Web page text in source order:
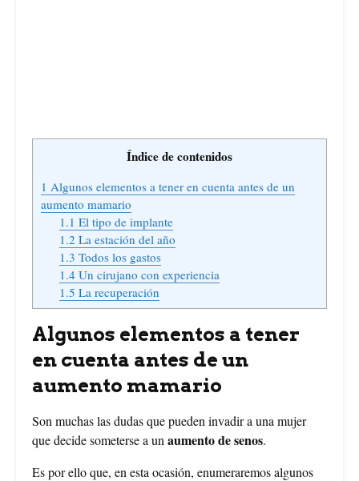
Índice de contenidos
1 Algunos elementos a tener en cuenta antes de un
aumento mamario
1.1 El tipo de implante
1.2 La estación del año
1.3 Todos los gastos
1.4Un cirujano con experiencia
1.5 La recuperación
Algunos elementos a tener
en cuenta antes de un
aumento mamario
Son muchas las dudas que pueden invadir a una mujer
que decide someterse a un aumento de senos.
Es por ello que, en esta ocasión, enumeraremos algunos